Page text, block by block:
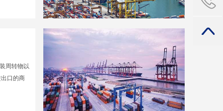
周转物以
口的商